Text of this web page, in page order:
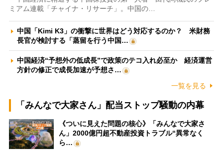
ミアム連載「チャイナ・リサーチ」。中国の…
中国「Kimi K3」の衝撃に世界はどう対応するのか？ 米財務
長官が検討する「蒸留を行う中国…
中国経済“予想外の低成長”で政策のテコ入れ必至か 経済運営
方針の修正で成長加速が予想さ…
一覧を見る
「みんなで大家さん」配当ストップ騒動の内幕
《ついに見えた問題の核心》「みんなで大家さ
ん」2000億円超不動産投資トラブル“異常なく
ら…